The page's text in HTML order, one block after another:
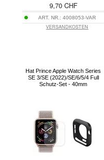
9,70 CHF
ART. NR.:4008053-VAR
VERSANDKOSTEN
Hat Prince Apple Watch Series
SE 3/SE (2022)/SE/6/5/4 Full
Schutz-Set - 40mm